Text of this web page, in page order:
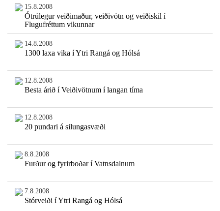
15.8.2008
Ótrúlegur veiðimaður, veiðivötn og veiðiskil í
Flugufréttum vikunnar
14.8.2008
1300 laxa vika í Ytri Rangá og Hólsá
12.8.2008
Besta árið í Veiðivötnum í langan tíma
12.8.2008
20 pundari á silungasvæði
8.8.2008
Furður og fyrirboðar í Vatnsdalnum
7.8.2008
Stórveiði í Ytri Rangá og Hólsá